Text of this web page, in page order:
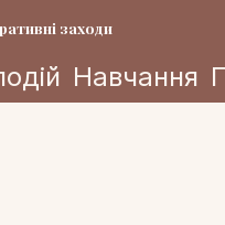
заходи
Навчання